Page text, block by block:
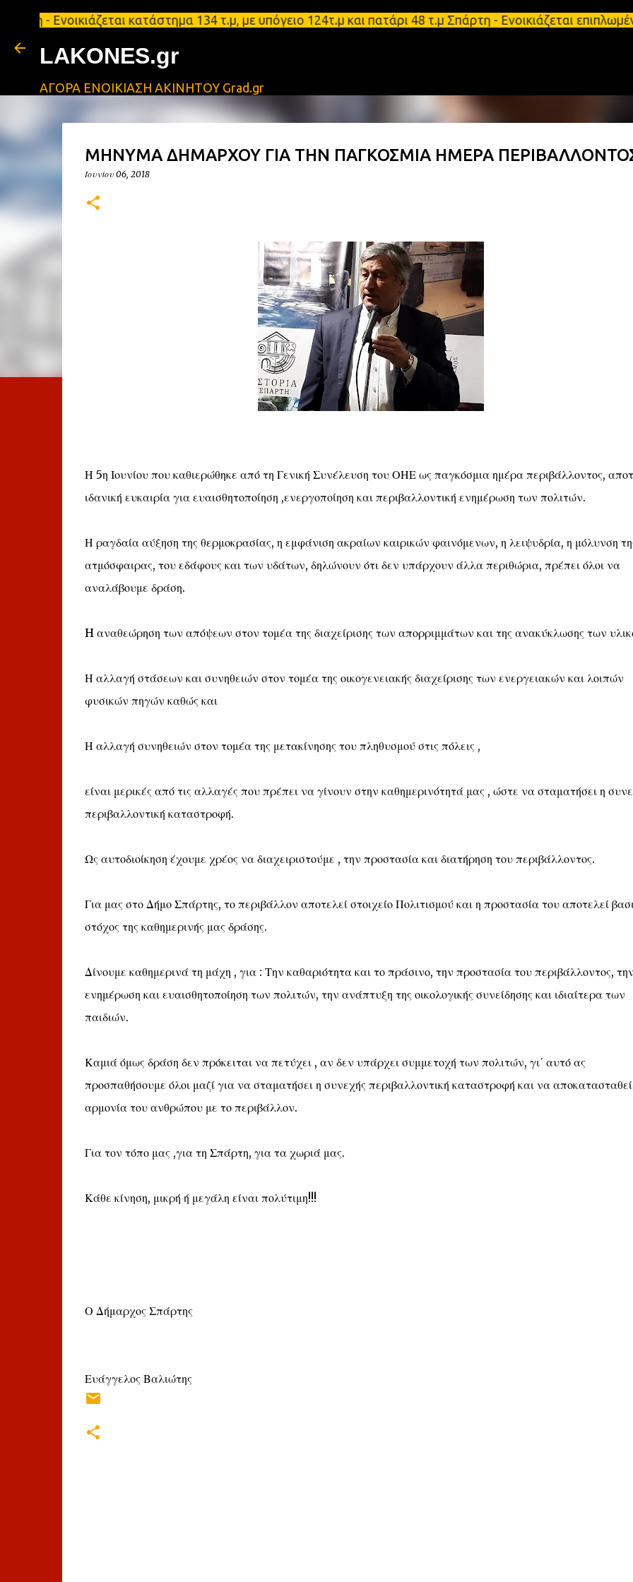
Μετάβαση στο κύριο περιεχόμενο
κατάστημα 134 τ.μ, με υπόγειο 124τ.μ και πατάρι 48 τ.μ Σπάρτη - Ενοικιάζεται
LAKONES.gr
ΑΓΟΡΑ ΕΝΟΙΚΙΑΣΗ ΑΚΙΝΗΤΟΥ Grad.gr
ΜΗΝΥΜΑ ΔΗΜΑΡΧΟΥ ΓΙΑ ΤΗN ΠΑΓΚΟΣΜΙΑ ΗΜΕΡΑ
Ιουνίου 06, 2018
Η 5η Ιουνίου που καθιερώθηκε από τη Γενική Συνέλευση του ΟΗΕ ως παγκόσμια ημέρα περιβάλλοντος,
ιδανική ευκαιρία για ευαισθητοποίηση ,ενεργοποίηση και περιβαλλοντική ενημέρωση των πολιτών.
Η ραγδαία αύξηση της θερμοκρασίας, η εμφάνιση ακραίων καιρικών φαινόμενων, η λειψυδρία, η μόλυνση
ατμόσφαιρας, του εδάφους και των υδάτων, δηλώνουν ότι δεν υπάρχουν άλλα περιθώρια, πρέπει όλοι να
αναλάβουμε δράση.
H αναθεώρηση των απόψεων στον τομέα της διαχείρισης των απορριμμάτων και της ανακύκλωσης των
Η αλλαγή στάσεων και συνηθειών στον τομέα της οικογενειακής διαχείρισης των ενεργειακών και λοιπών
φυσικών πηγών καθώς και
Η αλλαγή συνηθειών στον τομέα της μετακίνησης του πληθυσμού στις πόλεις ,
είναι μερικές από τις αλλαγές που πρέπει να γίνουν στην καθημερινότητά μας , ώστε να σταματήσει η
περιβαλλοντική καταστροφή.
Ως αυτοδιοίκηση έχουμε χρέος να διαχειριστούμε , την προστασία και διατήρηση του περιβάλλοντος.
Για μας στο Δήμο Σπάρτης, το περιβάλλον αποτελεί στοιχείο Πολιτισμού και η προστασία του αποτελεί
στόχος της καθημερινής μας δράσης.
Δίνουμε καθημερινά τη μάχη , για : Την καθαριότητα και το πράσινο, την προστασία του περιβάλλοντος,
ενημέρωση και ευαισθητοποίηση των πολιτών, την ανάπτυξη της οικολογικής συνείδησης και ιδιαίτερα των
παιδιών.
Καμιά όμως δράση δεν πρόκειται να πετύχει , αν δεν υπάρχει συμμετοχή των πολιτών, γι΄ αυτό ας
προσπαθήσουμε όλοι μαζί για να σταματήσει η συνεχής περιβαλλοντική καταστροφή και να
αρμονία του ανθρώπου με το περιβάλλον.
Για τον τόπο μας ,για τη Σπάρτη, για τα χωριά μας.
Κάθε κίνηση, μικρή ή μεγάλη είναι πολύτιμη!!!
Ο Δήμαρχος Σπάρτης
Ευάγγελος Βαλιώτης